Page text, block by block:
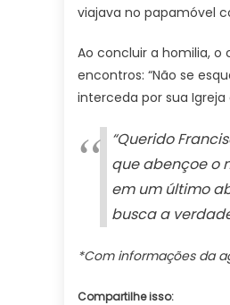
viajava no papamóvel
Ao concluir a homilia, o
encontros: “Não se
interceda por sua
“Querido
que abençoe o
em um último
busca a
*Com informações da
Compartilhe isso: